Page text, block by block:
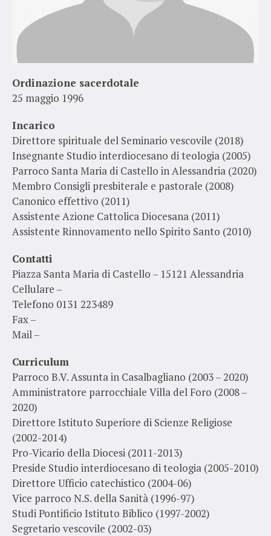
Ordinazione sacerdotale
25 maggio 1996
Incarico
Direttore spirituale del Seminario vescovile (2018)
Insegnante Studio interdiocesano di teologia (2005)
Parroco Santa Maria di Castello in Alessandria (2020)
Membro Consigli presbiterale e pastorale (2008)
Canonico effettivo (2011)
Assistente Azione Cattolica Diocesana (2011)
Assistente Rinnovamento nello Spirito Santo (2010)
Contatti
Piazza Santa Maria di Castello – 15121 Alessandria
Cellulare –
Telefono 0131 223489
Fax –
Mail –
Curriculum
Parroco B.V. Assunta in Casalbagliano (2003 – 2020)
Amministratore parrocchiale Villa del Foro (2008 –
Direttore Istituto Superiore di Scienze Religiose
(2002-2014)
Pro-Vicario della Diocesi (2011-2013)
Preside Studio interdiocesano di teologia (2005-2010)
Direttore Ufficio catechistico (2004-06)
Vice parroco N.S. della Sanità (1996-97)
Studi Pontificio Istituto Biblico (1997-2002)
Segretario vescovile (2002-03)